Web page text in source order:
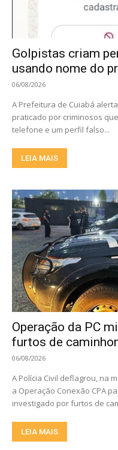
Golpistas criam
usando nome do
06/08/2026
A Prefeitura de Cuiabá
praticado por criminosos
telefone e um perfil falso...
LEIA MAIS
Operação da PC
furtos de
06/08/2026
A Polícia Civil deflagrou, na
a Operação Conexão CPA
investigado por furtos de
LEIA MAIS